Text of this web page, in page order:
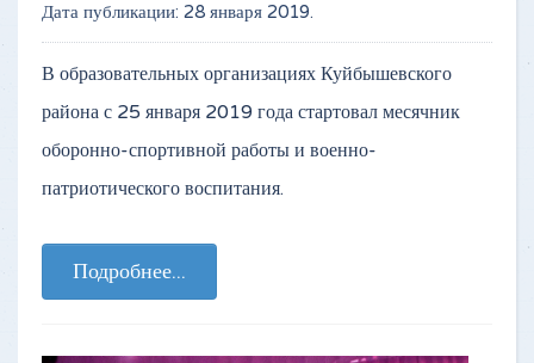
Дата публикации: 28 января 2019.
В образовательных организациях Куйбышевского
района с 25 января 2019 года стартовал месячник
оборонно-спортивной работы и военно-
патриотического воспитания.
Подробнее...